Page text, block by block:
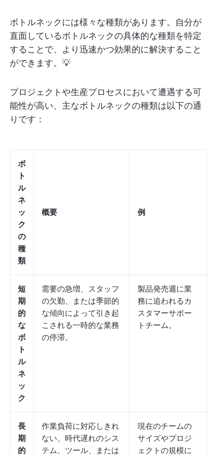
ボトルネックには様々な種類があります。自分が
直面しているボトルネックの具体的な種類を特定
することで、より迅速かつ効果的に解決すること
ができます。💡
プロジェクトや生産プロセスにおいて遭遇する可
能性が高い、主なボトルネックの種類は以下の通
りです：
ボ
ト
ル
ネ
ッ
ク
の
種
類
概要 例
短
期
的
な
ボ
ト
ル
ネ
ッ
ク
需要の急増、スタッフ
の欠勤、または季節的
な傾向によって引き起
こされる一時的な業務
の停滞。
製品発売週に業
務に追われるカ
スタマーサポー
トチーム。
長
期
的
作業負荷に対応しきれ
ない、時代遅れのシス
テム、ツール、または
現在のチームの
サイズやプロジ
ェクトの規模に